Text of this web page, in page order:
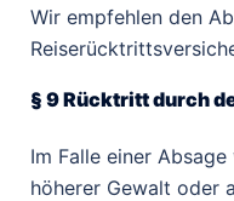
Wir empfehlen den
§ 9 Rücktritt durch
Im Falle einer
höherer Gewalt oder